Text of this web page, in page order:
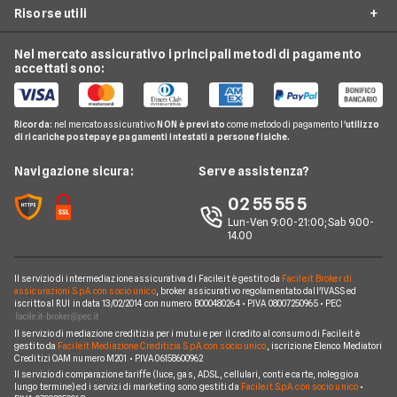
Conti e Carte
Pay TV
Noleggio Lungo Termine
News
Contatti
Migliori Offerte Luce
Migliori Offerte Gas
Climatizzazione
Costo Kwh
Cambio gestore energia
Miglior Fornitore Energia Elettrica
Miglior Fornitore Gas
Eni Plenitude
Acea
Gas Natural
A2A
Edison
Iren
Optima
Sorgenia
Fornitori Energetici
Risorse utili
Osservatorio Gas e Luce
Guida Luce e Gas
Domande Luce e Gas
Glossario Gas e Luce
Notizie Luce e Gas
Argomenti in evidenza Gas e Luce
Nel mercato assicurativo i principali metodi di pagamento
accettati sono:
Ricorda: nel mercato assicurativo NON è previsto come metodo di pagamento l'utilizzo
di ricariche postepay e pagamenti intestati a persone fisiche.
Navigazione sicura: Serve assistenza?
02 55 55 5
Lun-Ven 9:00-21:00; Sab 9.00-
14.00
Il servizio di intermediazione assicurativa di Facile.it è gestito da Facile.it Broker di
assicurazioni S.p.A. con socio unico, broker assicurativo regolamentato dall'IVASS ed
iscritto al RUI in data 13/02/2014 con numero B000480264 • P.IVA 08007250965 • PEC
Il servizio di mediazione creditizia per i mutui e per il credito al consumo di Facile.it è
gestito da Facile.it Mediazione Creditizia S.p.A. con socio unico , iscrizione Elenco Mediatori
Creditizi OAM numero M201 • P.IVA 06158600962
Il servizio di comparazione tariffe (luce, gas, ADSL, cellulari, conti e carte, noleggio a
lungo termine) ed i servizi di marketing sono gestiti da Facile.it S.p.A. con socio unico•